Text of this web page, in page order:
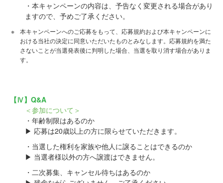
・本キャンペーンの内容は、予告なく変更される場合があり
ますので、予めご了承ください。
本キャンペーンへのご応募をもって、応募規約および本キャンペーンに
おける当社の決定に同意いただいたものとみなします。応募規約を満た
さないことが当選発表後に判明した場合、当選を取り消す場合がありま
す。
【Ⅳ】Q&A
＜参加について＞
・年齢制限はあるのか
▶ 応募は20歳以上の方に限らせていただきます。
・当選した権利を家族や他人に譲ることはできるのか
▶ 当選者様以外の方へ譲渡はできません。
・二次募集、キャンセル待ちはあるのか